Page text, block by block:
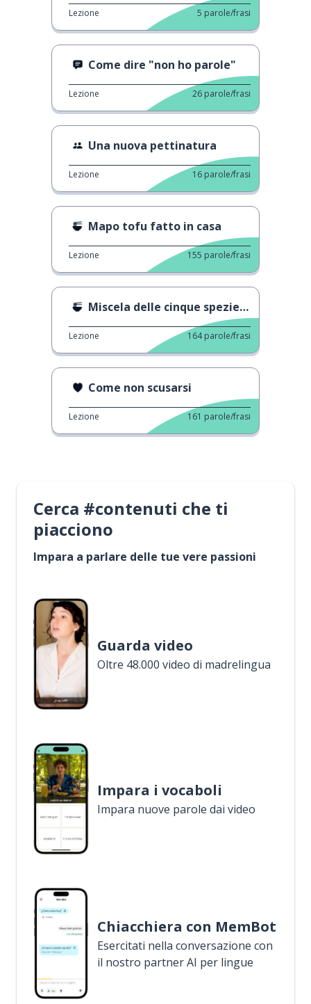
Lezione 5 parole/frasi
Come dire "non ho parole"
Lezione 26 parole/frasi
Una nuova pettinatura
Lezione 16 parole/frasi
Mapo tofu fatto in casa
Lezione 155 parole/frasi
Miscela delle cinque spezie fatta in casa
Lezione 164 parole/frasi
Come non scusarsi
Lezione 161 parole/frasi
Cerca #contenuti che ti
piacciono
Impara a parlare delle tue vere passioni
Guarda video
Oltre 48.000 video di madrelingua
Impara i vocaboli
Impara nuove parole dai video
Chiacchiera con MemBot
Esercitati nella conversazione con
il nostro partner AI per lingue